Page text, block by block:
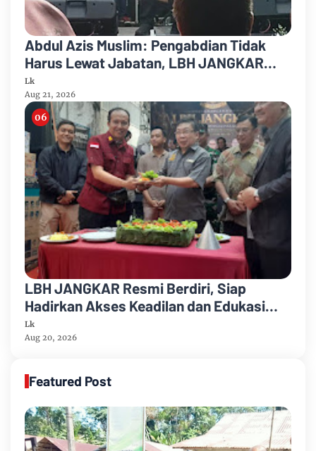
Abdul Azis Muslim: Pengabdian Tidak
Harus Lewat Jabatan, LBH JANGKAR
Jadi Jalan Mengabdi untuk Masyarakat
Lk
Aug 21, 2026
LBH JANGKAR Resmi Berdiri, Siap
Hadirkan Akses Keadilan dan Edukasi
Hukum bagi Masyarakat
Lk
Aug 20, 2026
Featured Post